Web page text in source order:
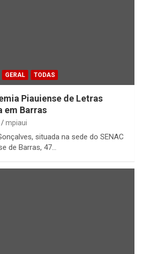
GERAL TODAS
Piauiense de Letras
em Barras
mpiaui
situada na sede do SENAC
de Barras, 47…